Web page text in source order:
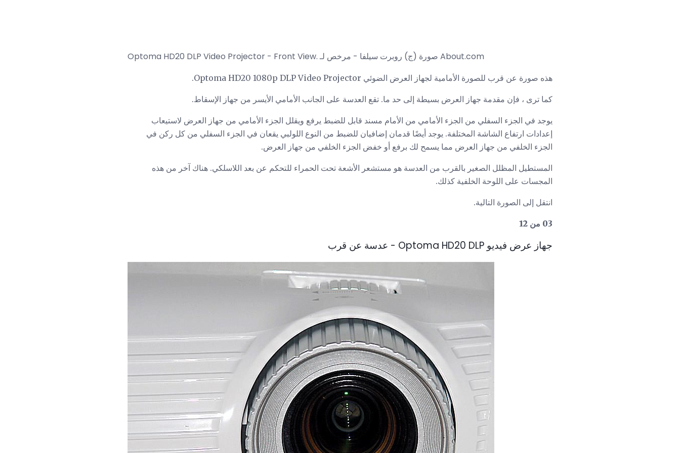
Optoma HD20 DLP Video Projector - Front View. صورة (ج) روبرت سيلفا - مرخص لـ About.com
هذه صورة عن قرب للصورة الأمامية لجهاز العرض الضوئي Optoma HD20 1080p DLP Video Projector.
كما ترى ، فإن مقدمة جهاز العرض بسيطة إلى حد ما. تقع العدسة على الجانب الأمامي الأيسر من جهاز الإسقاط.
يوجد في الجزء السفلي من الجزء الأمامي من الأمام مسند قابل للضبط يرفع ويقلل الجزء الأمامي من جهاز العرض لاستيعاب
إعدادات ارتفاع الشاشة المختلفة. يوجد أيضًا قدمان إضافيان للضبط من النوع اللولبي يقعان في الجزء السفلي من كل ركن في
الجزء الخلفي من جهاز العرض مما يسمح لك برفع أو خفض الجزء الخلفي من جهاز العرض.
المستطيل المظلل الصغير بالقرب من العدسة هو مستشعر الأشعة تحت الحمراء للتحكم عن بعد اللاسلكي. هناك آخر من هذه
المجسات على اللوحة الخلفية كذلك.
انتقل إلى الصورة التالية.
03 من 12
جهاز عرض فيديو Optoma HD20 DLP - عدسة عن قرب